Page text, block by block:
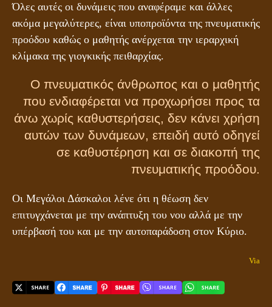
Όλες αυτές οι δυνάμεις που αναφέραμε και άλλες
ακόμα μεγαλύτερες, είναι υποπροϊόντα της πνευματικής
προόδου καθώς ο μαθητής ανέρχεται την ιεραρχική
κλίμακα της γιογκικής πειθαρχίας.
Ο πνευματικός άνθρωπος και ο μαθητής
που ενδιαφέρεται να προχωρήσει προς τα
άνω χωρίς καθυστερήσεις, δεν κάνει χρήση
αυτών των δυνάμεων, επειδή αυτό οδηγεί
σε καθυστέρηση και σε διακοπή της
πνευματικής προόδου.
Οι Μεγάλοι Δάσκαλοι λένε ότι η θέωση δεν
επιτυγχάνεται με την ανάπτυξη του νου αλλά με την
υπέρβασή του και με την αυτοπαράδοση στον Κύριο.
Via